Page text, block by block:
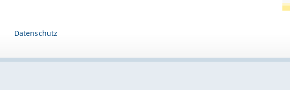
Datenschutz